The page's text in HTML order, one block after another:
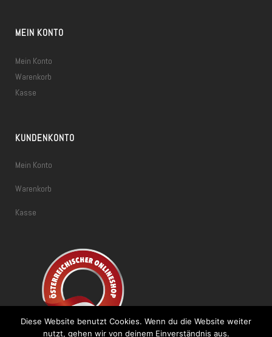
MEIN KONTO
Mein Konto
Warenkorb
Kasse
KUNDENKONTO
Mein Konto
Warenkorb
Kasse
Diese Website benutzt Cookies. Wenn du die Website weiter
nutzt, gehen wir von deinem Einverständnis aus.